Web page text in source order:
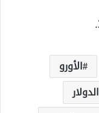
الأورو
الدولار